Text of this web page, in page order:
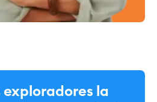
exploradores la